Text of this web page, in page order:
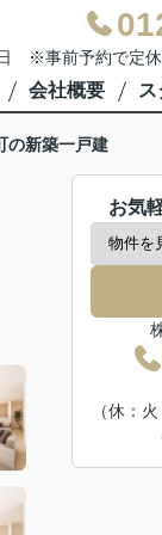
※事前予約で定休
会社概要
の新築一戸建
お気
（休：